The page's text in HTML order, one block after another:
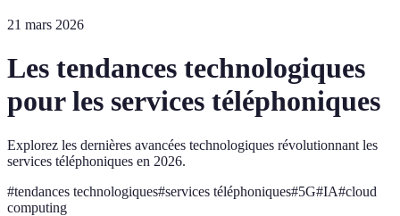
21 mars 2026
Les tendances technologiques
pour les services téléphoniques
Explorez les dernières avancées technologiques révolutionnant les
services téléphoniques en 2026.
#tendances technologiques#services téléphoniques#5G#IA#cloud
computing